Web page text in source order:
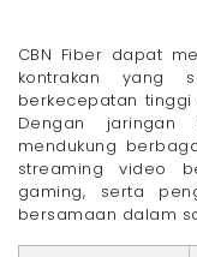
CBN Fiber dapat
kontrakan yang
berkecepatan
Dengan
mendukung
streaming video
gaming, serta
bersamaan dalam